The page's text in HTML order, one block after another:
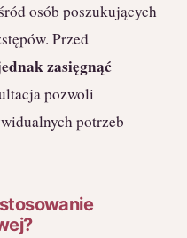
osób poszukujących
Przed
zasięgnąć
pozwoli
potrzeb